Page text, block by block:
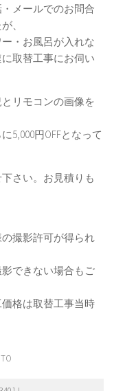
メールでのお問合
、
・お風呂が入れな
取替工事にお伺い
リモコンの画像を
5,000円OFFとなって
さい。お見積りも
撮影許可が得られ
できない場合もご
格は取替工事当時